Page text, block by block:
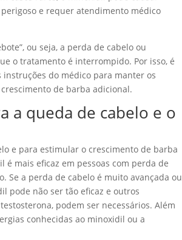
e requer atendimento médico
ou seja, a perda de cabelo ou
o tratamento é interrompido. Por isso, é
do médico para manter os
de barba adicional.
a queda de cabelo e o
e para estimular o crescimento de barba
mais eficaz em pessoas com perda de
Se a perda de cabelo é muito avançada ou
pode não ser tão eficaz e outros
podem ser necessários. Além
conhecidas ao minoxidil ou a